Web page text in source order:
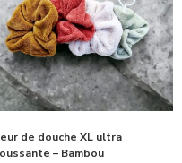
de douche XL ultra
– Bambou